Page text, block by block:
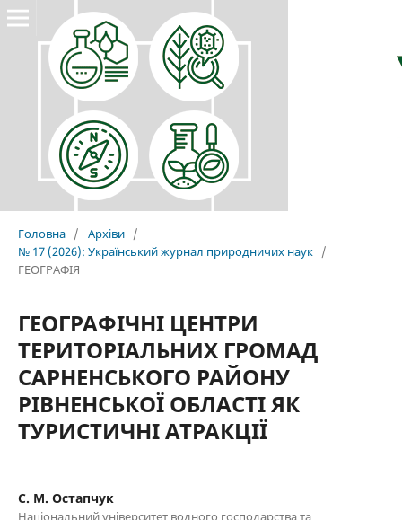
Головна / Архіви /
№ 17 (2026): Український журнал природничих наук /
ГЕОГРАФІЯ
ГЕОГРАФІЧНІ ЦЕНТРИ
ТЕРИТОРІАЛЬНИХ ГРОМАД
САРНЕНСЬКОГО РАЙОНУ
РІВНЕНСЬКОЇ ОБЛАСТІ ЯК
ТУРИСТИЧНІ АТРАКЦІЇ
С. М. Остапчук
Національний університет водного господарства та